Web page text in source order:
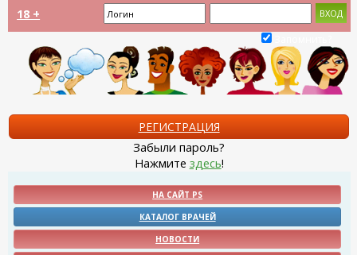
18 +
РЕГИСТРАЦИЯ
Забыли пароль?
Нажмите здесь!
НА САЙТ PS
КАТАЛОГ ВРАЧЕЙ
НОВОСТИ